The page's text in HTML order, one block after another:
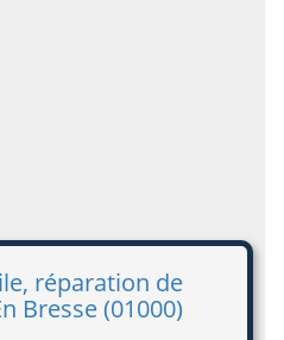
réparation de
Bresse (01000)